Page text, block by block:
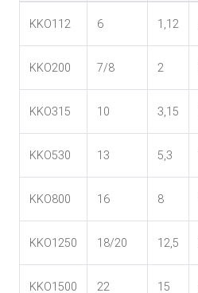
KKO112 6 1,12
KKO200 7/8 2
KKO315 10 3,15
KKO530 13 5,3
KKO800 16 8
KKO1250 18/20 12,5
KKO1500 22 15